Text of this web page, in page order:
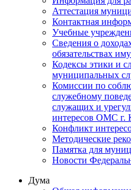
Аттестация
Контактная
Учебные
Сведения о
обязательствах
Кодексы этики и
муниципальных
Комиссии по
служебному
служащих и
интересов ОМС г.
Конфликт
Методические
Памятка для
Новости
Дума